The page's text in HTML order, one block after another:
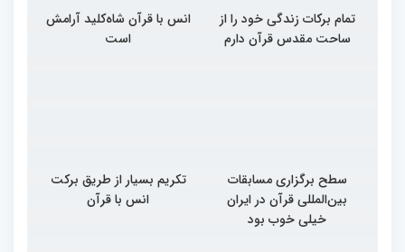
تمام برکات زندگی خود را از
ساحت مقدس قرآن دارم
انس با قرآن شاه‌کلید آرامش
است
سطح برگزاری مسابقات
بین‌المللی قرآن در ایران
خیلی خوب بود
تکریم بسیار از طریق برکت
انس با قرآن